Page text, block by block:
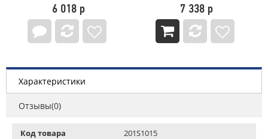
6 018 р 7 338 р
Характеристики
Отзывы(0)
Код товара
201S1015